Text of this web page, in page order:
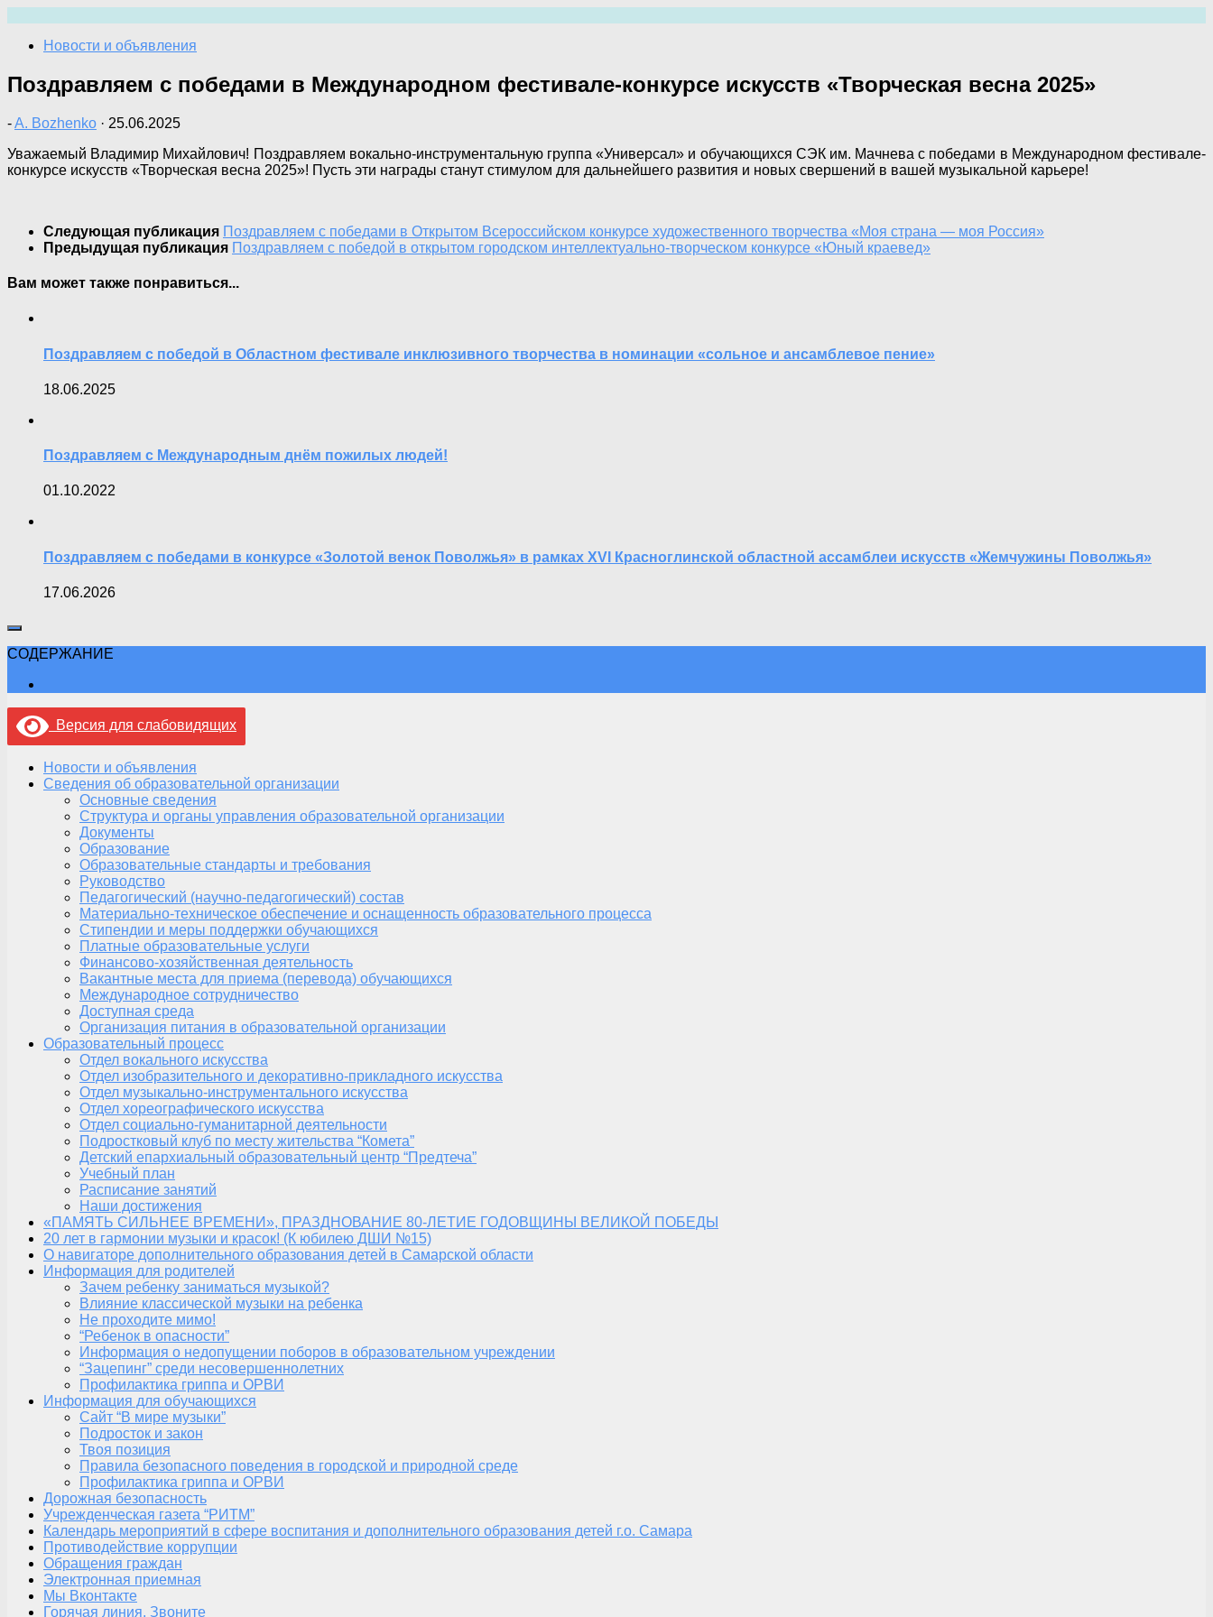
содержимому
Новости и объявления
Поздравляем с победами в Международном фестивале-конкурсе искусств «Творческая весна 2025»
-A. Bozhenko · 25.06.2025
Уважаемый Владимир Михайлович! Поздравляем вокально-инструментальную группа «Универсал» и обучающихся СЭК им. Мачнева с победами в Международном фестивале-
конкурсе искусств «Творческая весна 2025»! Пусть эти награды станут стимулом для дальнейшего развития и новых свершений в вашей музыкальной карьере!
Следующая публикация Поздравляем с победами в Открытом Всероссийском конкурсе художественного творчества «Моя страна — моя Россия»
Предыдущая публикация Поздравляем с победой в открытом городском интеллектуально-творческом конкурсе «Юный краевед»
Вам может также понравиться...
Поздравляем с победой в Областном фестивале инклюзивного творчества в номинации «сольное и ансамблевое пение»
18.06.2025
Поздравляем с Международным днём пожилых людей!
01.10.2022
Поздравляем с победами в конкурсе «Золотой венок Поволжья» в рамках XVI Красноглинской областной ассамблеи искусств «Жемчужины Поволжья»
17.06.2026
СОДЕРЖАНИЕ
Версия для слабовидящих
Новости и объявления
Сведения об образовательной организации
Основные сведения
Структура и органы управления образовательной организации
Документы
Образование
Образовательные стандарты и требования
Руководство
Педагогический (научно-педагогический) состав
Материально-техническое обеспечение и оснащенность образовательного процесса
Стипендии и меры поддержки обучающихся
Платные образовательные услуги
Финансово-хозяйственная деятельность
Вакантные места для приема (перевода) обучающихся
Международное сотрудничество
Доступная среда
Организация питания в образовательной организации
Образовательный процесс
Отдел вокального искусства
Отдел изобразительного и декоративно-прикладного искусства
Отдел музыкально-инструментального искусства
Отдел хореографического искусства
Отдел социально-гуманитарной деятельности
Подростковый клуб по месту жительства “Комета”
Детский епархиальный образовательный центр “Предтеча”
Учебный план
Расписание занятий
Наши достижения
«ПАМЯТЬ СИЛЬНЕЕ ВРЕМЕНИ», ПРАЗДНОВАНИЕ 80-ЛЕТИЕ ГОДОВЩИНЫ ВЕЛИКОЙ ПОБЕДЫ
20 лет в гармонии музыки и красок! (К юбилею ДШИ №15)
О навигаторе дополнительного образования детей в Самарской области
Информация для родителей
Зачем ребенку заниматься музыкой?
Влияние классической музыки на ребенка
Не проходите мимо!
“Ребенок в опасности”
Информация о недопущении поборов в образовательном учреждении
“Зацепинг” среди несовершеннолетних
Профилактика гриппа и ОРВИ
Информация для обучающихся
Сайт “В мире музыки”
Подросток и закон
Твоя позиция
Правила безопасного поведения в городской и природной среде
Профилактика гриппа и ОРВИ
Дорожная безопасность
Учрежденческая газета “РИТМ”
Календарь мероприятий в сфере воспитания и дополнительного образования детей г.о. Самара
Противодействие коррупции
Обращения граждан
Электронная приемная
Мы Вконтакте
Горячая линия. Звоните